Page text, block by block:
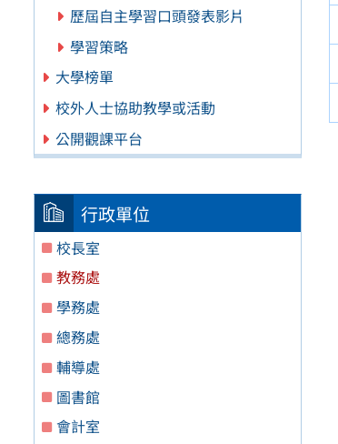
歷屆自主學習口頭發表影片
學習策略
大學榜單
校外人士協助教學或活動
公開觀課平台
行政單位
校長室
教務處
學務處
總務處
輔導處
圖書館
會計室